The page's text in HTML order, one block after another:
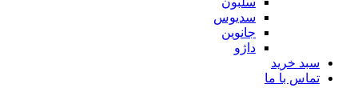
سدیوس
خرید
با ما